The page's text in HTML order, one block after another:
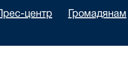
Прес-центр Громадянам